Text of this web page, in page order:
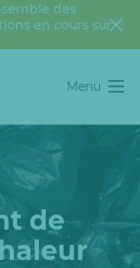
des
en cours sur
Menu
de